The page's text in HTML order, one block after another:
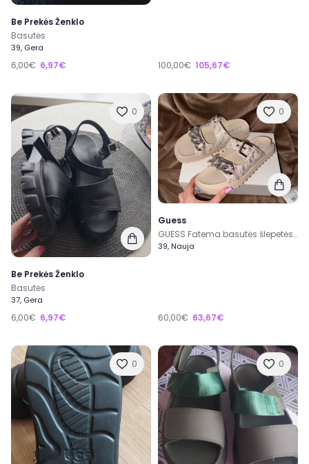
Be Prekės Ženklo
Basutės
39, Gera
6,00€ 6,97€ 100,00€ 105,67€
0
Be Prekės Ženklo
Basutės
37, Gera
6,00€ 6,97€
0
Guess
GUESS Fatema basutės šlepetės naujos
39, Nauja
60,00€ 63,67€
0 0